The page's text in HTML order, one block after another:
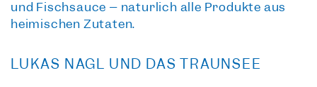
und Fischsauce – natürlich alle Produkte aus
heimischen Zutaten.
LUKAS NAGL UND DAS TRAUNSEE